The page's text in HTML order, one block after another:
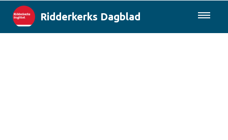
Ridderkerks Dagblad